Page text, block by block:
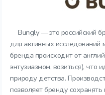
Bungly — это российский
для активных исследований
бренда происходит от
энтузиазмом, возиться), что
природу детства.
позволяет бренду сохранять